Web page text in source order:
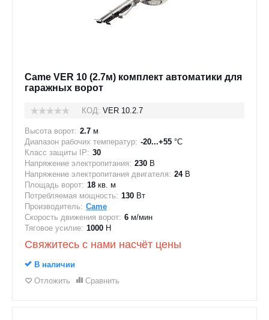
Came VER 10 (2.7м) комплект автоматики для
гаражных ворот
КОД: VER 10.2.7
Высота ворот: 2.7 м
Диапазон рабочих температур: -20...+55 °C
Класс защиты IP: 30
Напряжение электропитания: 230 В
Напряжение электропитания двигателя: 24В
Площадь ворот: 18 кв. м
Потребляемая мощность: 130 Вт
Производитель: Came
Скорость движения ворот: 6 м/мин
Тяговое усилие: 1000 Н
Свяжитесь с нами насчёт цены
В наличии
Отложить
Сравнить